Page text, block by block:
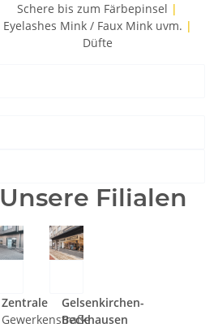
Schere bis zum Färbepinsel |
Eyelashes Mink / Faux Mink uvm. |
Düfte
Unsere Filialen
Zentrale
Gewerkenstraße
Gelsenkirchen-
Beckhausen